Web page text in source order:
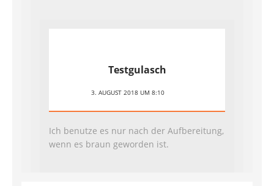
Testgulasch
3. AUGUST 2018 UM 8:10
Ich benutze es nur nach der Aufbereitung,
wenn es braun geworden ist.